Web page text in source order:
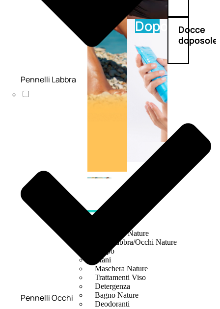
Doposole
Docce
doposole
Fragranze Nature
Viso/Labbra/Occhi Nature
Corpo
Mani
Maschera Nature
Trattamenti Viso
Detergenza
Bagno Nature
Deodoranti
Pennelli Labbra
Pennelli Occhi